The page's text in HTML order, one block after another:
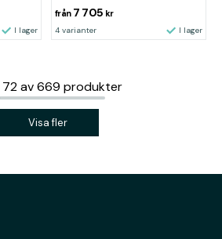
I lager
från 7 705 kr
4 varianter I lager
72av669 produkter
Visa fler